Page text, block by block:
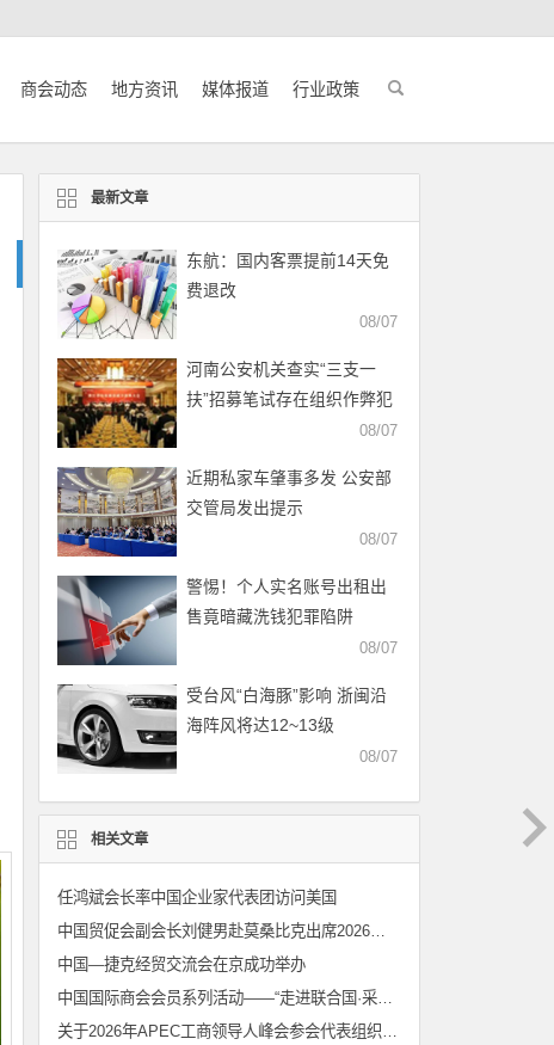
商会动态 地方资讯 媒体报道 行业政策
最新文章
东航：国内客票提前14天免
费退改
08/07
河南公安机关查实“三支一
扶”招募笔试存在组织作弊犯
08/07
近期私家车肇事多发 公安部
交管局发出提示
08/07
警惕！个人实名账号出租出
售竟暗藏洗钱犯罪陷阱
08/07
受台风“白海豚”影响 浙闽沿
海阵风将达12~13级
08/07
相关文章
任鸿斌会长率中国企业家代表团访问美国
中国贸促会副会长刘健男赴莫桑比克出席2026年中国与葡语国家企业经贸合作洽谈会
中国—捷克经贸交流会在京成功举办
中国国际商会会员系列活动——“走进联合国·采购面对面”成功举办
关于2026年APEC工商领导人峰会参会代表组织邀请工作的声明